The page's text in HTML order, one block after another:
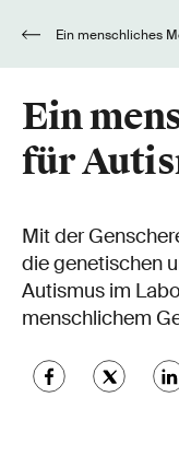
Ein menschliches
Ein
für
Mit der
die genetischen
Autismus im
menschlichem